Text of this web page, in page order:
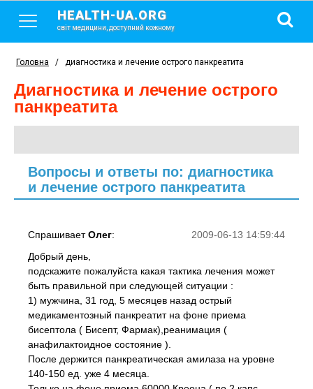
HEALTH-UA.ORG
світ медицини, доступний кожному
Головна / диагностика и лечение острого панкреатита
диагностика и лечение острого
панкреатита
Вопросы и ответы по: диагностика
и лечение острого панкреатита
2009-06-13 14:59:44
СпрашиваетОлег:
Добрый день,
подскажите пожалуйста какая тактика лечения может
быть правильной при следующей ситуации :
1) мужчина, 31 год, 5 месяцев назад острый
медикаментозный панкреатит на фоне приема
бисептола ( Бисепт, Фармак),реанимация (
анафилактоидное состояние ).
После держится панкреатическая амилаза на уровне
140-150 ед. уже 4 месяца.